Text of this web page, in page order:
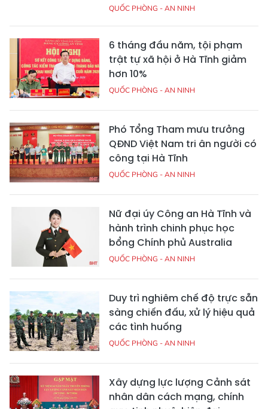
QUỐC PHÒNG - AN NINH
6 tháng đầu năm, tội phạm
trật tự xã hội ở Hà Tĩnh giảm
hơn 10%
QUỐC PHÒNG - AN NINH
Phó Tổng Tham mưu trưởng
QĐND Việt Nam tri ân người có
công tại Hà Tĩnh
QUỐC PHÒNG - AN NINH
Nữ đại úy Công an Hà Tĩnh và
hành trình chinh phục học
bổng Chính phủ Australia
QUỐC PHÒNG - AN NINH
Duy trì nghiêm chế độ trực sẵn
sàng chiến đấu, xử lý hiệu quả
các tình huống
QUỐC PHÒNG - AN NINH
Xây dựng lực lượng Cảnh sát
nhân dân cách mạng, chính